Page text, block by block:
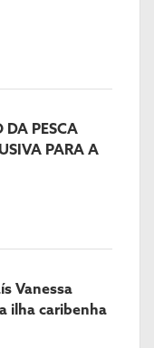
DA PESCA
PARA A
Vanessa
ilha caribenha